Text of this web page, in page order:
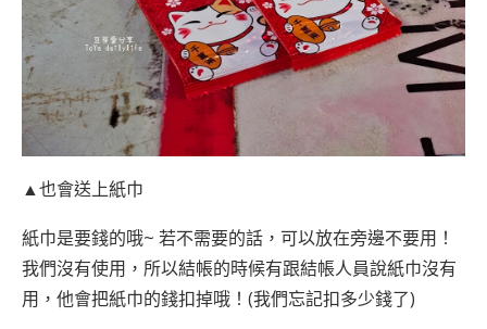
▲也會送上紙巾
紙巾是要錢的哦~ 若不需要的話，可以放在旁邊不要用！
我們沒有使用，所以結帳的時候有跟結帳人員說紙巾沒有
用，他會把紙巾的錢扣掉哦！(我們忘記扣多少錢了)